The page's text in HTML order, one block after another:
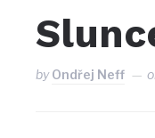
byOndřej Neff